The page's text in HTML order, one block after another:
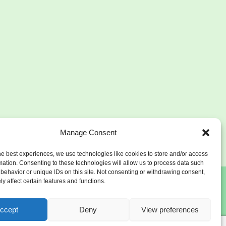
Manage Consent
best experiences, we use technologies like cookies to store and/or access
Consenting to these technologies will allow us to process data such
or unique IDs on this site. Not consenting or withdrawing consent,
affect certain features and functions.
Deny View preferences